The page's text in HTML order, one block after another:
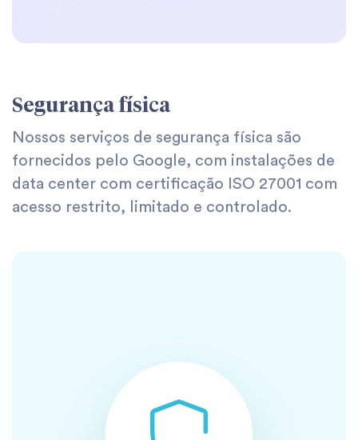
Segurança física
Nossos serviços de segurança física são
fornecidos pelo Google, com instalações de
data center com certificação ISO 27001 com
acesso restrito, limitado e controlado.